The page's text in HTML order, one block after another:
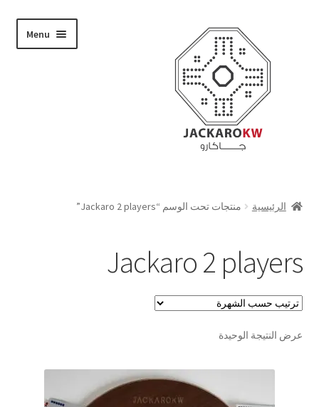
navigation
content
Menu
حسابي
الدفع
تواصل معنا
العربية
الرئيسية منتجات تحت الوسم “Jackaro 2 players”
Jackaro 2 players
عرض النتيجة الوحيدة